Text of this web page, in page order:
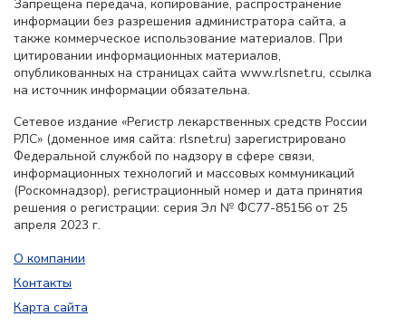
Запрещена передача, копирование, распространение
информации без разрешения администратора сайта, а
также коммерческое использование материалов. При
цитировании информационных материалов,
опубликованных на страницах сайта www.rlsnet.ru, ссылка
на источник информации обязательна.
Сетевое издание «Регистр лекарственных средств России
РЛС» (доменное имя сайта: rlsnet.ru) зарегистрировано
Федеральной службой по надзору в сфере связи,
информационных технологий и массовых коммуникаций
(Роскомнадзор), регистрационный номер и дата принятия
решения о регистрации: серия Эл № ФС77-85156 от 25
апреля 2023 г.
О компании
Контакты
Карта сайта